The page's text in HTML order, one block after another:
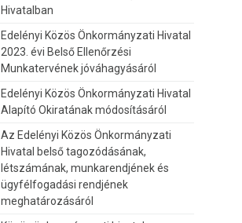
Hivatalban
Edelényi Közös Önkormányzati Hivatal
2023. évi Belső Ellenőrzési
Munkatervének jóváhagyásáról
Edelényi Közös Önkormányzati Hivatal
Alapító Okiratának módosításáról
Az Edelényi Közös Önkormányzati
Hivatal belső tagozódásának,
létszámának, munkarendjének és
ügyfélfogadási rendjének
meghatározásáról